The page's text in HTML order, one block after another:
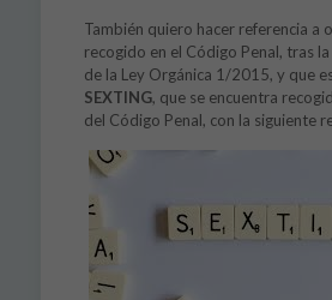
También quiero hacer referencia a
recogido en el Código Penal, tras
de la Ley Orgánica 1/2015, y que
SEXTING, que se encuentra
del Código Penal, con la siguiente